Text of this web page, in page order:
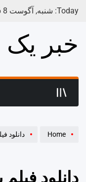
Today: شنبه, آگوست 8 2026
خبر یک
Home دانلود
دانلود